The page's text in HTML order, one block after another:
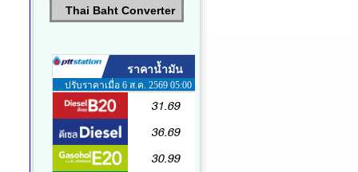
Thai Baht Converter